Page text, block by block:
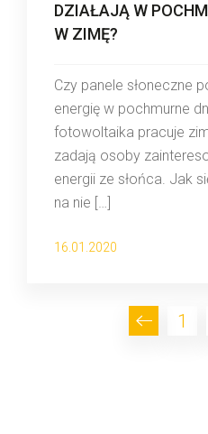
DZIAŁAJĄ W
W ZIMĘ?
Czy panele słoneczne
energię w pochmurne
fotowoltaika pracuje
zadają osoby
energii ze słońca. Jak
na nie […]
16.01.2020
1